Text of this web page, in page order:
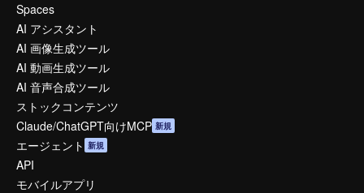
Spaces
AI アシスタント
AI 画像生成ツール
AI 動画生成ツール
AI 音声合成ツール
ストックコンテンツ
Claude/ChatGPT向けMCP 新規
エージェント 新規
API
モバイルアプリ